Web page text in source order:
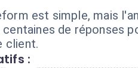
est simple, mais
de réponses
client.
: